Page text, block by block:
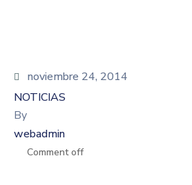
noviembre 24, 2014
NOTICIAS
By
webadmin
Comment off